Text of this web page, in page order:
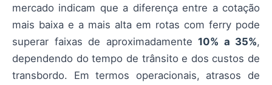
mercado indicam que a diferença entre a cotação
mais baixa e a mais alta em rotas com ferry pode
superar faixas de aproximadamente 10% a 35%,
dependendo do tempo de trânsito e dos custos de
transbordo. Em termos operacionais, atrasos de